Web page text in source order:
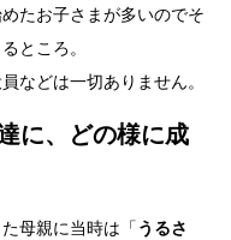
たお子さまが多いのでそ
ところ。
などは一切ありません。
に、どの様に成
母親に当時は「うるさ